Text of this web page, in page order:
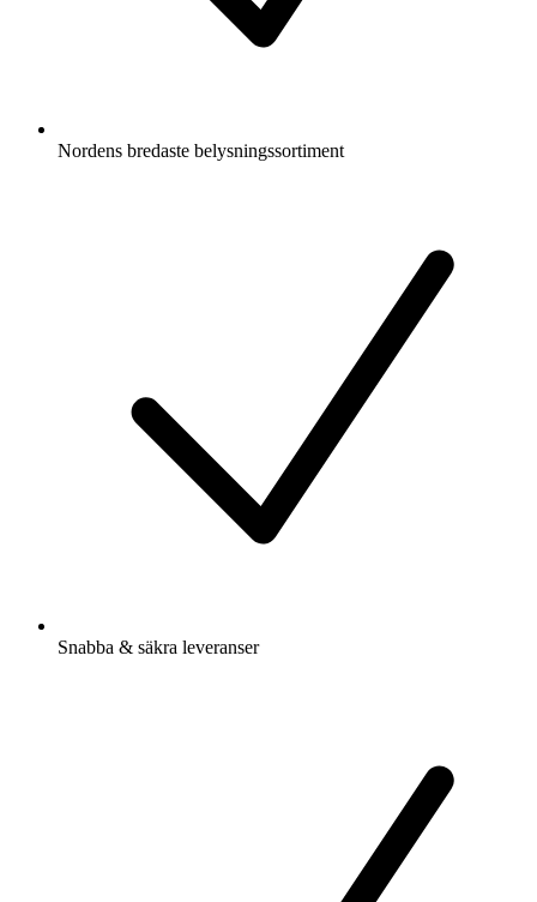
Nordens bredaste belysningssortiment
Snabba & säkra leveranser